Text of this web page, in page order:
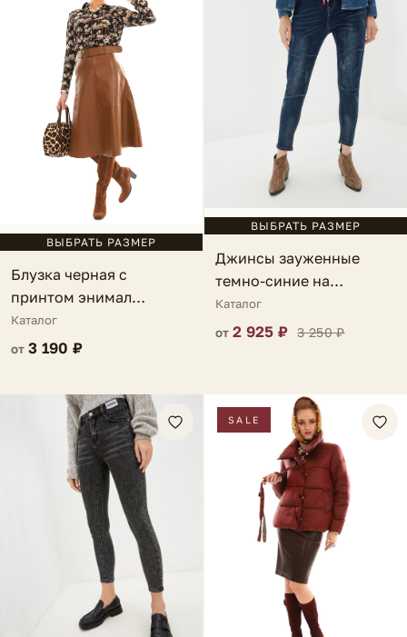
ВЫБРАТЬ РАЗМЕР
Блузка черная с
принтом энимал
Chantelle
Каталог
от 3 190 ₽
ВЫБРАТЬ РАЗМЕР
Джинсы зауженные
темно-синие на
завязках Marsilia
Каталог
от 2 925 ₽ 3 250 ₽
SALE